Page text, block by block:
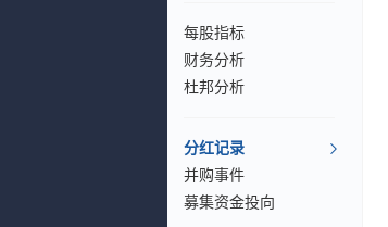
每股指标
财务分析
杜邦分析
分红记录
并购事件
募集资金投向